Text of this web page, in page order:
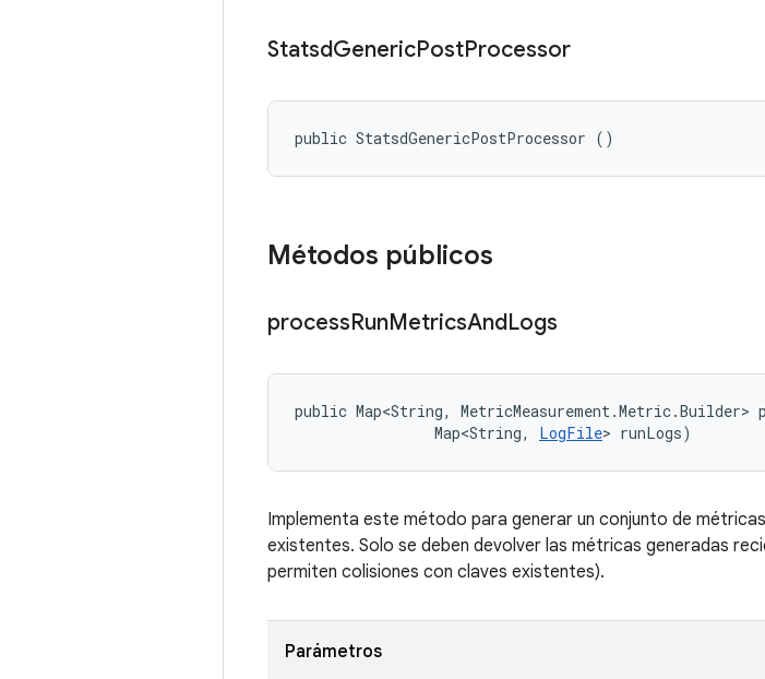
StatsdGenericPostProcessor
public StatsdGenericPostProcessor ()
Métodos públicos
processRunMetricsAndLogs
public Map<String, MetricMeasurement.Metric.Builder>
                Map<String,
LogFile> runLogs)
Implementa este método para generar un conjunto de
existentes. Solo se deben devolver las métricas generadas
permiten colisiones con claves existentes).
Parámetros